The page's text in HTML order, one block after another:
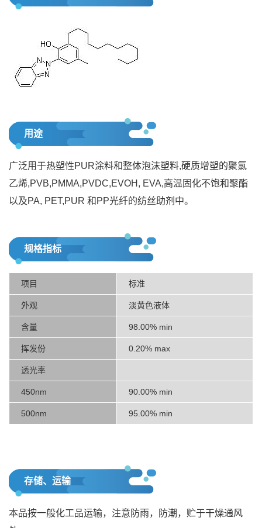
用途
广泛用于热塑性PUR涂料和整体泡沫塑料,硬质增塑的聚氯
乙烯,PVB,PMMA,PVDC,EVOH, EVA,高温固化不饱和聚酯
以及PA, PET,PUR 和PP光纤的纺丝助剂中。
规格指标
项目 标准
外观 淡黄色液体
含量 98.00% min
挥发份 0.20% max
透光率
450nm 90.00% min
500nm 95.00% min
存储、运输
本品按一般化工品运输，注意防雨，防潮，贮于干燥通风